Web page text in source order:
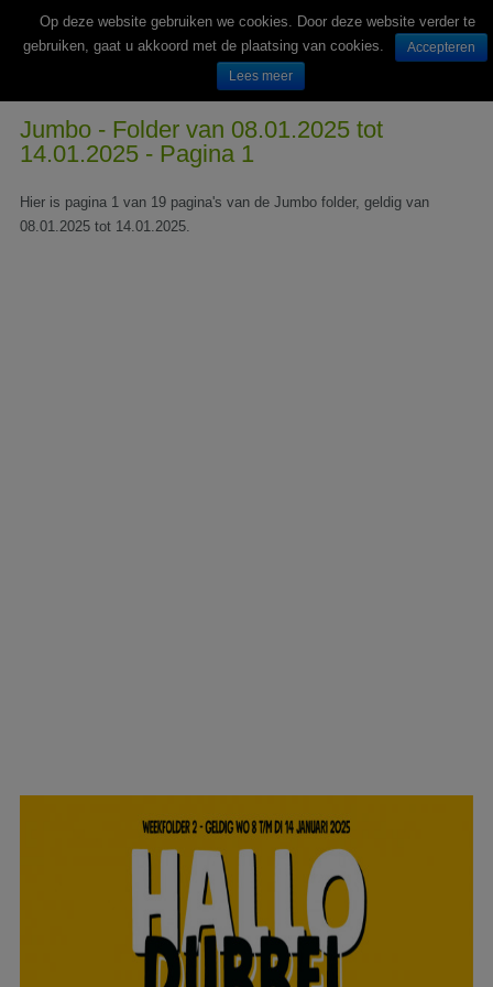
Wekelijks nieuwe folders van Nederlandse supermarkten en winkels
Jumbo - Folder van 08.01.2025 tot
14.01.2025 - Pagina 1
Hier is pagina 1 van 19 pagina's van de Jumbo folder, geldig van
08.01.2025 tot 14.01.2025.
Op deze website gebruiken we cookies. Door deze website verder te
gebruiken, gaat u akkoord met de plaatsing van cookies.
Accepteren
Lees meer